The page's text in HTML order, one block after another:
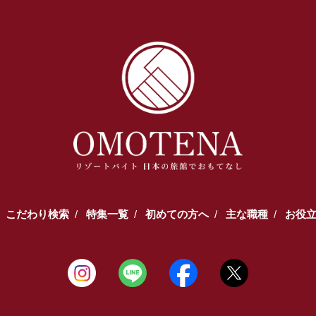
こだわり検索 特集一覧 初めての方へ 主な職種 お役